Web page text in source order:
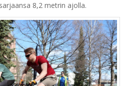
8,2 metrin ajolla.